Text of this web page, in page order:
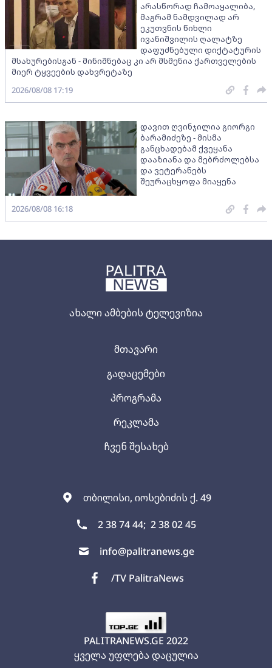
ახალი ამბების ტელევიზია
თბილისი, იოსებიძის ქ. 49
2 38 74 44; 2 38 02 45
info@palitranews.ge
/TV PalitraNews
მთავარი
გადაცემები
პროგრამა
რეკლამა
ჩვენ შესახებ
PALITRANEWS.GE 2022
ყველა უფლება დაცულია
არასწორად ჩამოაყალიბა,
მაგრამ ნამდვილად არ
ეკუთვნის წიხლი
ივანიშვილის ღალატზე
დაფუძნებული დიქტატურის
მსახურებისგან - მინიშნებაც კი არ მსმენია ქართველების
მიერ ტყვეების დახვრეტაზე
2026/08/08 17:19
დავით ღვინჯილია გიორგი
ბარამიძეზე - მისმა
განცხადებამ ქვეყანა
დააზიანა და მებრძოლებსა
და ვეტერანებს
შეურაცხყოფა მიაყენა
2026/08/08 16:18